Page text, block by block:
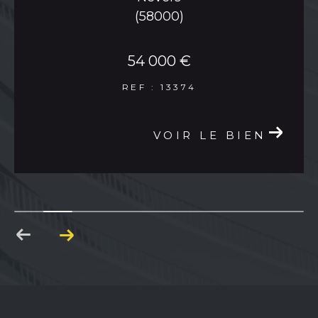
services de location et de gestion locative
les communes environnantes.
étapes de la location : de la recherche de
par la gestion des éventuels litiges.
Confiez-nous la gestion de vos biens et
personnalisé.
(58000)
54 000 €
REF : 13374
VOIR LE BIEN